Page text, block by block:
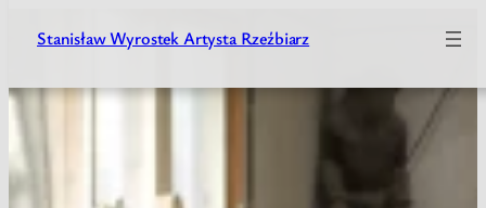
Stanisław Wyrostek Artysta Rzeźbiarz